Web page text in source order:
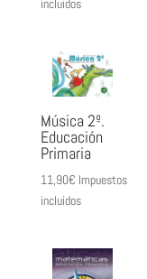
incluidos
Música 2º.
Educación
Primaria
11,90€ Impuestos
incluidos